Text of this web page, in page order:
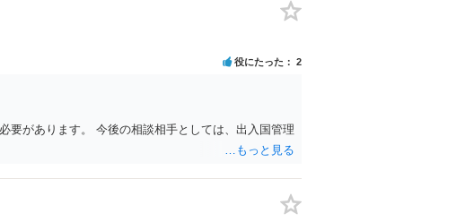
役にたった 2
要があります。 今後の相談相手としては、出入国管理